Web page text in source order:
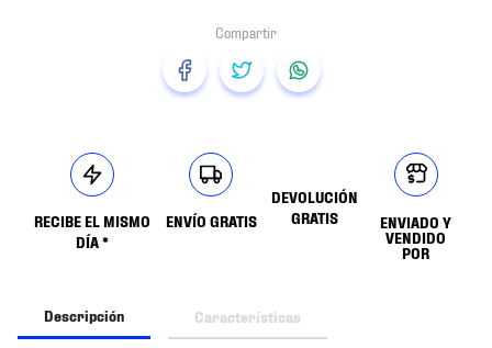
RECIBE EL MISMO
DÍA *
ENVÍO GRATIS
DEVOLUCIÓN
GRATIS
ENVIADO Y
VENDIDO
POR
Descripción Características